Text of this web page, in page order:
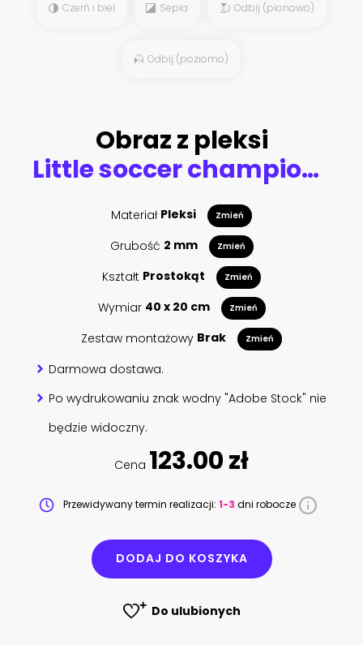
Czerń i biel Sepia Odbij (pionowo)
Odbij (poziomo)
Obraz z pleksi
Little soccer champions. Mixed media
Materiał Pleksi Zmień
Grubość 2 mm Zmień
Kształt Prostokąt Zmień
Wymiar 40 x 20 cm Zmień
Zestaw montażowy Brak Zmień
Darmowa dostawa.
Po wydrukowaniu znak wodny "Adobe Stock" nie
będzie widoczny.
Cena 123.00 zł
Przewidywany termin realizacji: 1-3 dni robocze
DODAJ DO KOSZYKA
Do ulubionych